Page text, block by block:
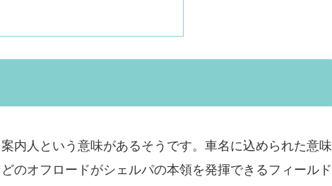
内人という意味があるそうです。車名に込められた意味
のオフロードがシェルパの本領を発揮できるフィールド